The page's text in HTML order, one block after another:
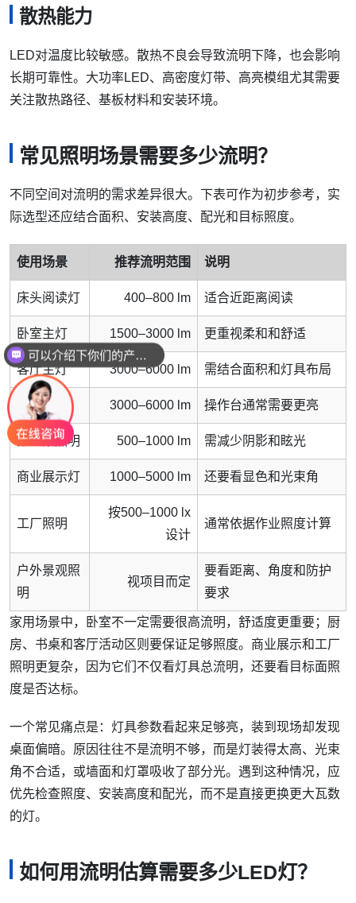
散热能力
LED对温度比较敏感。散热不良会导致流明下降，也会影响
长期可靠性。大功率LED、高密度灯带、高亮模组尤其需要
关注散热路径、基板材料和安装环境。
常见照明场景需要多少流明？
不同空间对流明的需求差异很大。下表可作为初步参考，实
际选型还应结合面积、安装高度、配光和目标照度。
使用场景 推荐流明范围 说明
床头阅读灯 400–800 lm 适合近距离阅读
卧室主灯 1500–3000 lm 更重视柔和和舒适
客厅主灯 3000–6000 lm 需结合面积和灯具布局
厨房照明 3000–6000 lm 操作台通常需要更亮
办公桌照明 500–1000 lm 需减少阴影和眩光
商业展示灯 1000–5000 lm 还要看显色和光束角
工厂照明
按500–1000 lx
设计
通常依据作业照度计算
户外景观照
明
视项目而定
要看距离、角度和防护
要求
家用场景中，卧室不一定需要很高流明，舒适度更重要；厨
房、书桌和客厅活动区则要保证足够照度。商业展示和工厂
照明更复杂，因为它们不仅看灯具总流明，还要看目标面照
度是否达标。
一个常见痛点是：灯具参数看起来足够亮，装到现场却发现
桌面偏暗。原因往往不是流明不够，而是灯装得太高、光束
角不合适，或墙面和灯罩吸收了部分光。遇到这种情况，应
优先检查照度、安装高度和配光，而不是直接更换更大瓦数
的灯。
如何用流明估算需要多少LED灯？
可以介绍下你们的产品么